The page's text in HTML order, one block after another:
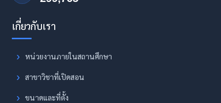
หน่วยงานภายในสถานศึกษา
สาขาวิชาที่เปิดสอน
ขนาดและที่ตั้ง